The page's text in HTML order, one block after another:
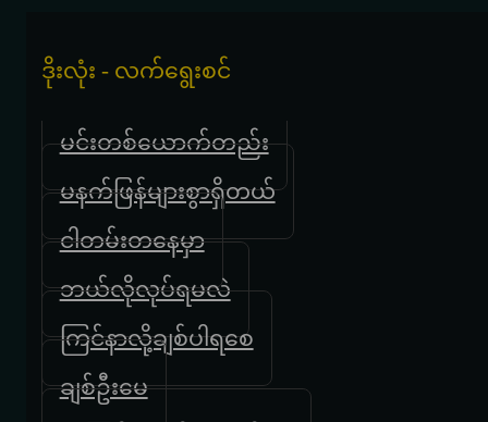
ဒိုးလုံး - လက်ရွေးစင်
မင်းတစ်ယောက်တည်း
မနက်ဖြန်များစွာရှိတယ်
ငါတမ်းတနေမှာ
ဘယ်လိုလုပ်ရမလဲ
ကြင်နာလို့ချစ်ပါရစေ
ချစ်ဦးမေ